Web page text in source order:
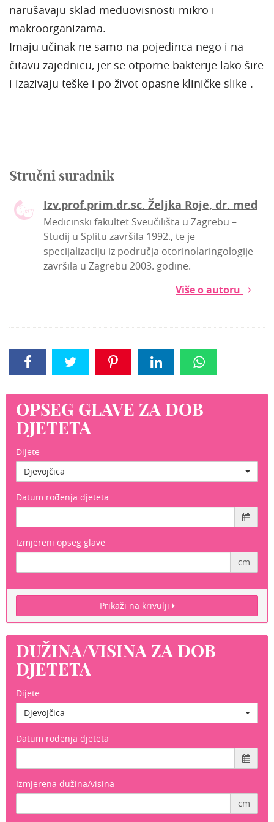
narušavaju sklad međuovisnosti mikro i
makroorganizama.
Imaju učinak ne samo na pojedinca nego i na
čitavu zajednicu, jer se otporne bakterije lako šire
i izazivaju teške i po život opasne kliničke slike .
Stručni suradnik
Izv.prof.prim.dr.sc. Željka Roje, dr. med
Medicinski fakultet Sveučilišta u Zagrebu –
Studij u Splitu završila 1992., te je
specijalizaciju iz područja otorinolaringologije
završila u Zagrebu 2003. godine.
Više o autoru
OPSEG GLAVE ZA DOB
DJETETA
Dijete
Djevojčica
Datum rođenja djeteta
Izmjereni opseg glave
cm
Prikaži na krivulji
DUŽINA/VISINA ZA DOB
DJETETA
Dijete
Djevojčica
Datum rođenja djeteta
Izmjerena dužina/visina
cm